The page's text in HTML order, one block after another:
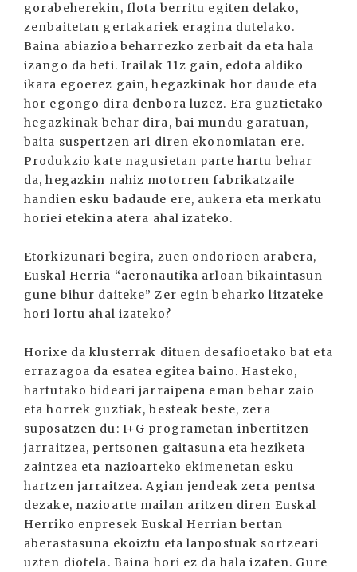
gorabeherekin, flota berritu egiten delako,
zenbaitetan gertakariek eragina dutelako.
Baina abiazioa beharrezko zerbait da eta hala
izango da beti. Irailak 11z gain, edota aldiko
ikara egoerez gain, hegazkinak hor daude eta
hor egongo dira denbora luzez. Era guztietako
hegazkinak behar dira, bai mundu garatuan,
baita suspertzen ari diren ekonomiatan ere.
Produkzio kate nagusietan parte hartu behar
da, hegazkin nahiz motorren fabrikatzaile
handien esku badaude ere, aukera eta merkatu
horiei etekina atera ahal izateko.
Etorkizunari begira, zuen ondorioen arabera,
Euskal Herria “aeronautika arloan bikaintasun
gune bihur daiteke” Zer egin beharko litzateke
hori lortu ahal izateko?
Horixe da klusterrak dituen desafioetako bat eta
errazagoa da esatea egitea baino. Hasteko,
hartutako bideari jarraipena eman behar zaio
eta horrek guztiak, besteak beste, zera
suposatzen du: I+G programetan inbertitzen
jarraitzea, pertsonen gaitasuna eta heziketa
zaintzea eta nazioarteko ekimenetan esku
hartzen jarraitzea. Agian jendeak zera pentsa
dezake, nazioarte mailan aritzen diren Euskal
Herriko enpresek Euskal Herrian bertan
aberastasuna ekoiztu eta lanpostuak sortzeari
uzten diotela. Baina hori ez da hala izaten. Gure